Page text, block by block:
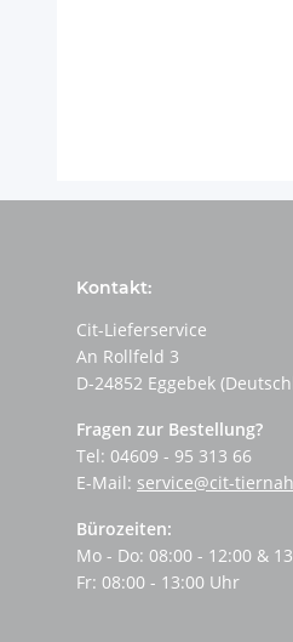
Kontakt:
Cit-Lieferservice
An Rollfeld 3
D-24852 Eggebek
Fragen zur Bestellung?
Tel: 04609 - 95 313 66
E-Mail: service@cit-
Bürozeiten:
Mo - Do: 08:00 - 12:00 &
Fr: 08:00 - 13:00 Uhr